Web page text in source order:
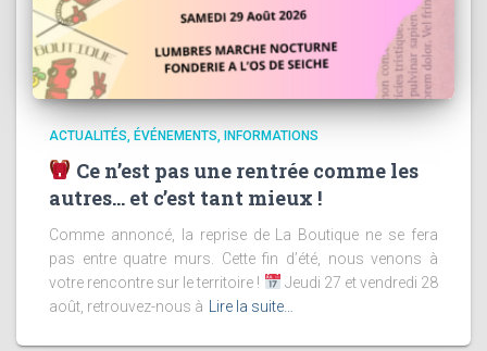
ACTUALITÉS ÉVÉNEMENTS INFORMATIONS
Ce n’est pas une rentrée comme les
autres… et c’est tant mieux !
Comme annoncé, la reprise de La Boutique ne se fera
pas entre quatre murs. Cette fin d’été, nous venons à
votre rencontre sur le territoire !
Jeudi 27 et vendredi 28
août, retrouvez-nous à
Lire la suite…